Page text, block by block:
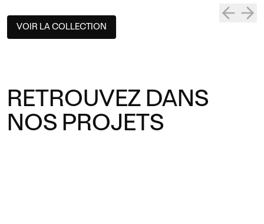
VOIR LA COLLECTION
RETROUVEZ DANS
NOS PROJETS